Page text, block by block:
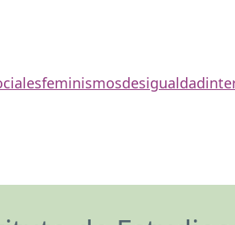
feminismosdesigualdad